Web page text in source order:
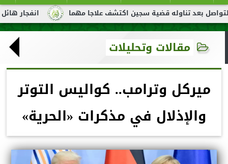
انفجار هائل لناقلة نفط تناوله قضية سجين اكتشف علاجا مهما
مقالات وتحليلات
ميركل وترامب.. كواليس التوتر
والإذلال في مذكرات «الحرية»